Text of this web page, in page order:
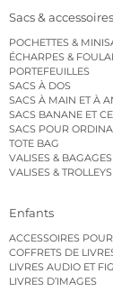
Sacs & accessoires
POCHETTES &
ÉCHARPES &
PORTEFEUILLES
SACS À DOS
SACS À MAIN ET À
SACS BANANE ET
SACS POUR
TOTE BAG
VALISES &
VALISES & TROLLEYS
Enfants
ACCESSOIRES
COFFRETS DE
LIVRES AUDIO ET
LIVRES D’IMAGES